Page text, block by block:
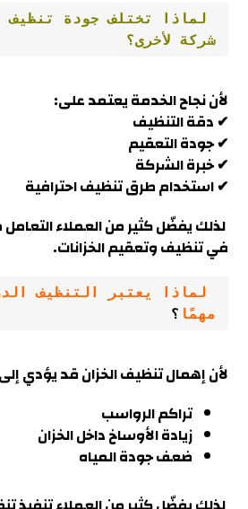
شركة لأخرى؟
لأن نجاح الخدمة يعتمد على:
✔ دقة التنظيف
✔ جودة التعقيم
✔ خبرة الشركة
✔ استخدام طرق تنظيف احترافية
لذلك يفضّل كثير من العملاء
في تنظيف وتعقيم الخزانات.
مهمًا ؟
لأن إهمال تنظيف الخزان قد يؤدي
تراكم الرواسب
زيادة الأوساخ داخل الخزان
ضعف جودة المياه